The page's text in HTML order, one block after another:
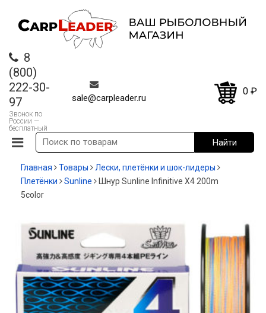
8
(800)
222-30-
97
Звонок по
России —
бесплатный
sale@carpleader.ru
0 ₽
Главная Товары
Лески, плетёнки и шок-лидеры
Плетёнки
Sunline
Шнур Sunline Infinitive X4 200m
5color